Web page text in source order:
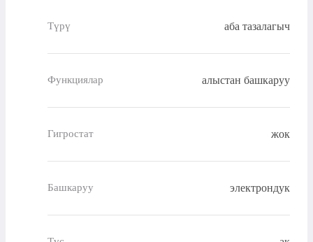
Түрү аба тазалагыч
Функциялар алыстан башкаруу
Гигростат жок
Башкаруу электрондук